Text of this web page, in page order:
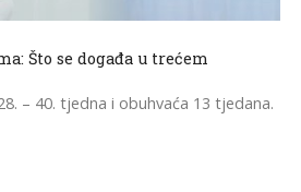
Što se događa u trećem
– 40. tjedna i obuhvaća 13 tjedana.